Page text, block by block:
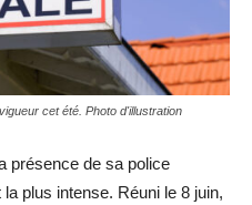
cet été. Photo d'illustration
présence de sa police
plus intense. Réuni le 8 juin,